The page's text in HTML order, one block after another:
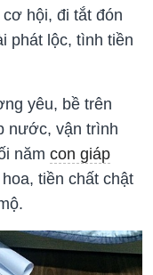
hội, đi tắt đón
phát lộc, tình tiền
yêu, bề trên
nước, vận trình
năm con giáp
tiền chất chật